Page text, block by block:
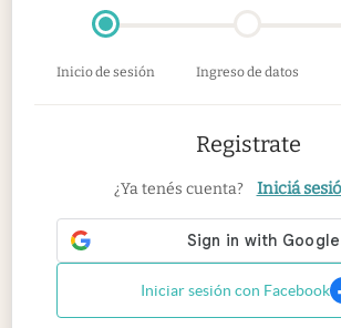
Inicio de sesión Ingreso de datos
Registrate
¿Ya tenés cuenta? Iniciá
Iniciar sesión con Facebook